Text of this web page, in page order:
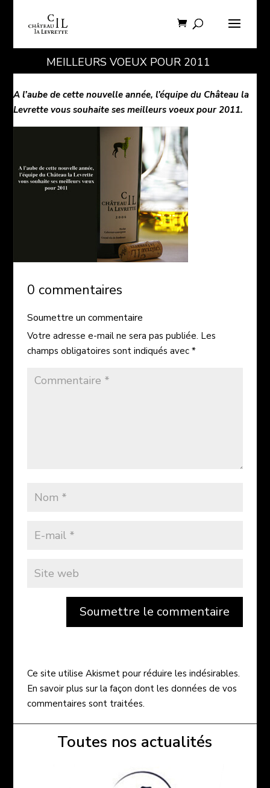
MEILLEURS VOEUX POUR 2011
A l’aube de cette nouvelle année, l’équipe du Château la
Levrette vous souhaite ses meilleurs voeux pour 2011.
0 commentaires
Soumettre un commentaire
Votre adresse e-mail ne sera pas publiée. Les
champs obligatoires sont indiqués avec *
Soumettre le commentaire
Ce site utilise Akismet pour réduire les indésirables.
En savoir plus sur la façon dont les données de vos
commentaires sont traitées.
Toutes nos actualités